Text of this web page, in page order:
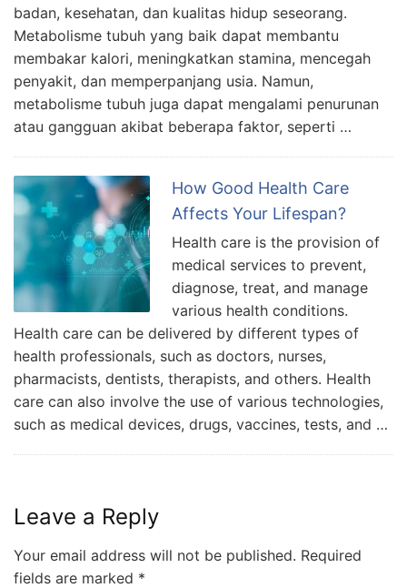
badan, kesehatan, dan kualitas hidup seseorang.
Metabolisme tubuh yang baik dapat membantu
membakar kalori, meningkatkan stamina, mencegah
penyakit, dan memperpanjang usia. Namun,
metabolisme tubuh juga dapat mengalami penurunan
atau gangguan akibat beberapa faktor, seperti …
How Good Health Care
Affects Your Lifespan?
Health care is the provision of
medical services to prevent,
diagnose, treat, and manage
various health conditions.
Health care can be delivered by different types of
health professionals, such as doctors, nurses,
pharmacists, dentists, therapists, and others. Health
care can also involve the use of various technologies,
such as medical devices, drugs, vaccines, tests, and …
Leave a Reply
Your email address will not be published. Required
fields are marked *